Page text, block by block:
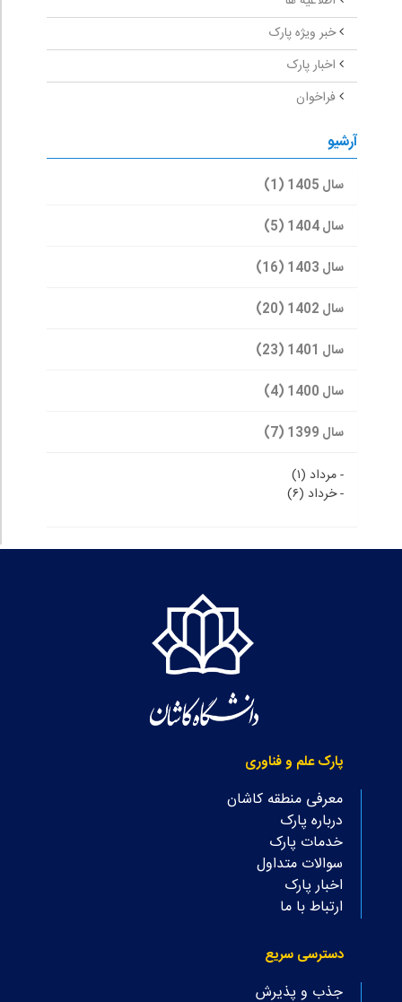
خبر ویژه پارک
اخبار پارک
فراخوان
آرشیو
سال 1405 (1)
سال 1404 (5)
سال 1403 (16)
سال 1402 (20)
سال 1401 (23)
سال 1400 (4)
سال 1399 (7)
-مرداد (۱)
-خرداد (۶)
پارک علم و فناوری
معرفی منطقه کاشان
درباره پارک
خدمات پارک
سوالات متداول
اخبار پارک
ارتباط با ما
دسترسی سریع
جذب و پذیرش